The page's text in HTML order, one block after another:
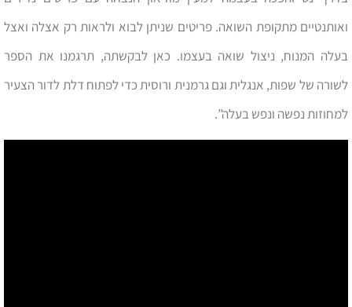
ואותנטיים מתקופת השואה. פריטים שניתן לבוא ולראות רק אצלה ואצל
בעלה המנוח, ניצול שואה בעצמו. כאן לבקשתה, תרגמנו את הספר
לשורה של שפות, אנגלית וגם גרמנית ורוסית כדי לפתוח דלת לדור הצעיר
למחוזות נפשה ונפש בעלה”.